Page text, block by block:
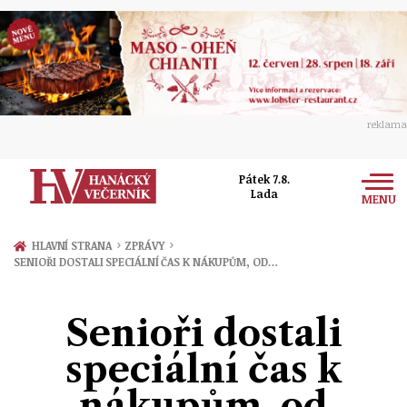
reklama
Pátek 7.8.
Lada
MENU
Zprávy
Prostějov
Přerov
Politika
Ekonomika
Kultura
Hudba
Společnost
HLAVNÍ STRANA › ZPRÁVY ›
SENIOŘI DOSTALI SPECIÁLNÍ ČAS K NÁKUPŮM, OD…
Senioři dostali
speciální čas k